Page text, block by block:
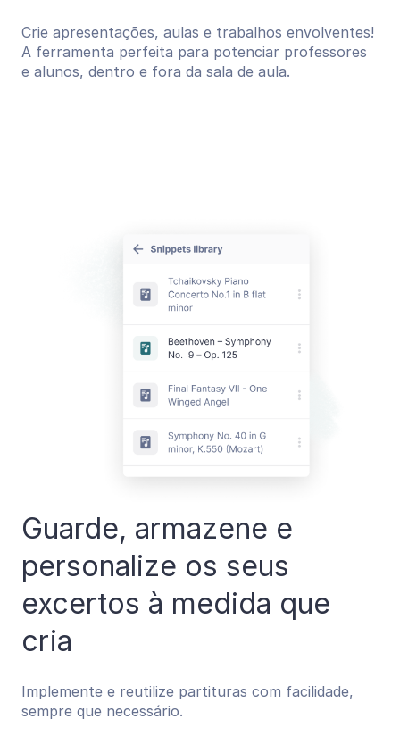
Crie apresentações, aulas e trabalhos envolventes!
A ferramenta perfeita para potenciar professores
e alunos, dentro e fora da sala de aula.
Guarde, armazene e
personalize os seus
excertos à medida que
cria
Implemente e reutilize partituras com facilidade,
sempre que necessário.